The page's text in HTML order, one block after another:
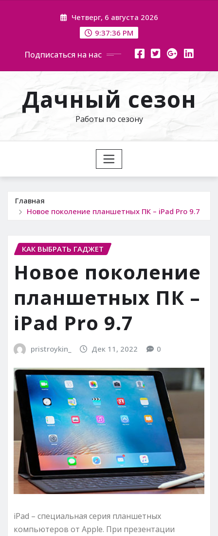
Четверг, 6 августа 2026
9:37:37 PM
Подписаться на нас
Дачный сезон
Работы по сезону
Главная
Новое поколение планшетных ПК – iPad Pro 9.7
КАК ВЫБРАТЬ ГАДЖЕТ
Новое поколение
планшетных ПК –
iPad Pro 9.7
pristroykin_ Дек 11, 2022 0
iPad – специальная серия планшетных
компьютеров от Apple. При презентации